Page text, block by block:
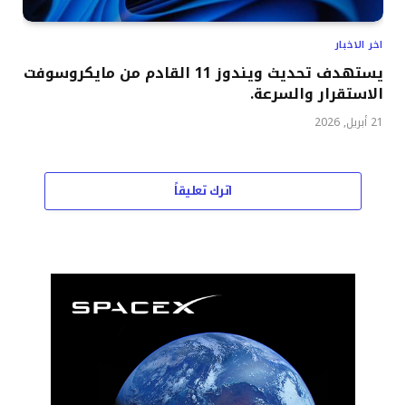
اخر الاخبار
يستهدف تحديث ويندوز 11 القادم من مايكروسوفت
الاستقرار والسرعة.
21 أبريل, 2026
اترك تعليقاً